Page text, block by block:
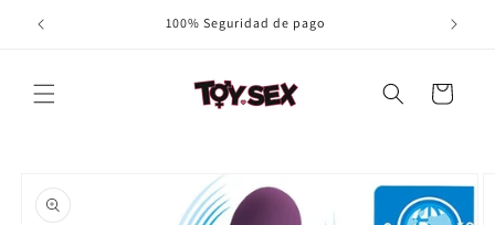
directamente
100% Seguridad de pago
Carrito
a la
información